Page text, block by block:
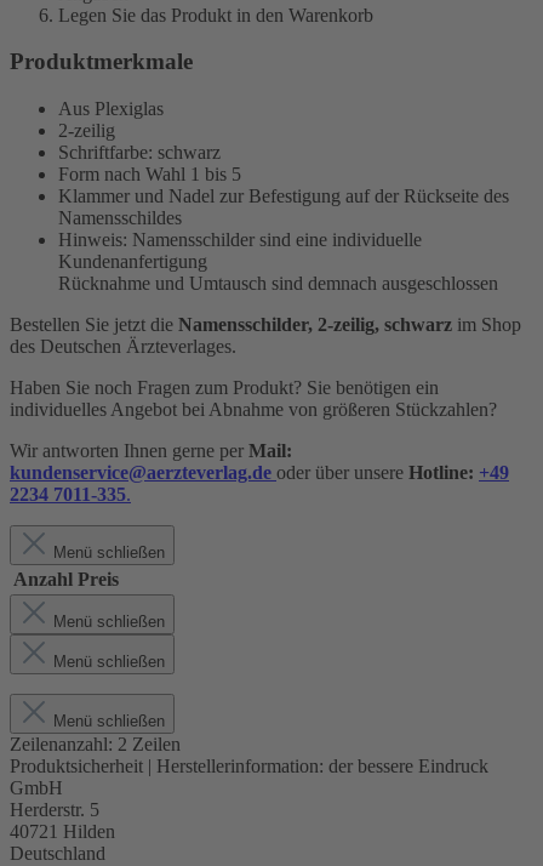
Legen Sie das Produkt in den Warenkorb
Produktmerkmale
Aus Plexiglas
2-zeilig
Schriftfarbe: schwarz
Form nach Wahl 1 bis 5
Klammer und Nadel zur Befestigung auf der Rückseite des
Namensschildes
Hinweis: Namensschilder sind eine individuelle
Kundenanfertigung
Rücknahme und Umtausch sind demnach ausgeschlossen
Bestellen Sie jetzt die Namensschilder, 2-zeilig, schwarz im Shop
des Deutschen Ärzteverlages.
Haben Sie noch Fragen zum Produkt? Sie benötigen ein
individuelles Angebot bei Abnahme von größeren Stückzahlen?
Wir antworten Ihnen gerne per Mail:
kundenservice@aerzteverlag.de oder über unsere Hotline: +49
2234 7011-335.
Menü schließen
Anzahl Preis
Menü schließen
Menü schließen
Menü schließen
Zeilenanzahl: 2 Zeilen
Produktsicherheit | Herstellerinformation: der bessere Eindruck
GmbH
Herderstr. 5
40721 Hilden
Deutschland